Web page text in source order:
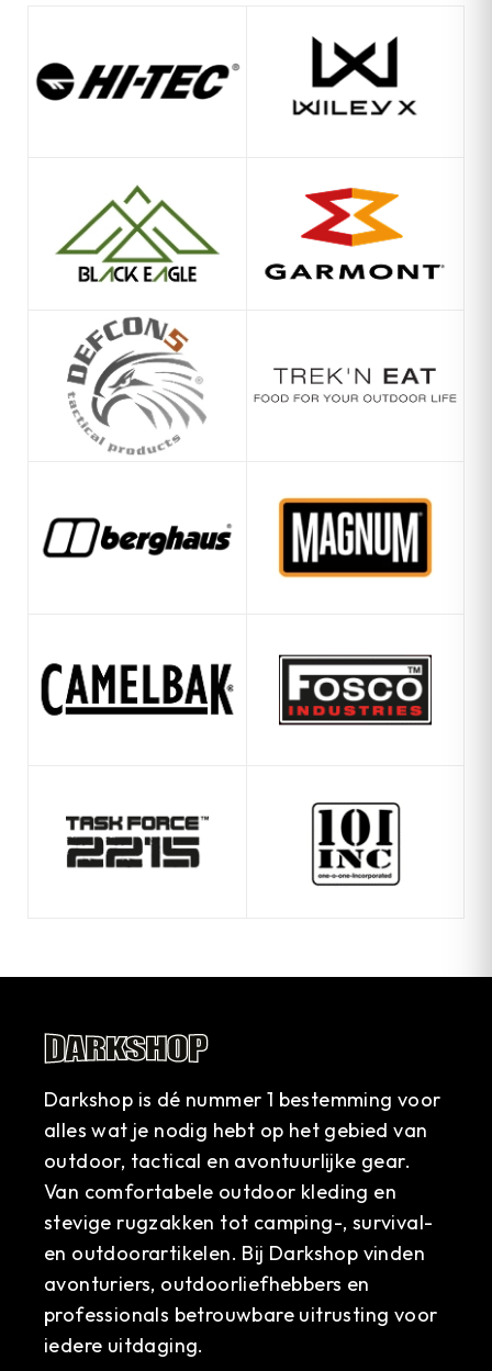
Darkshop is dé nummer 1 bestemming voor
alles wat je nodig hebt op het gebied van
outdoor, tactical en avontuurlijke gear.
Van comfortabele outdoor kleding en
stevige rugzakken tot camping-, survival-
en outdoorartikelen. Bij Darkshop vinden
avonturiers, outdoorliefhebbers en
professionals betrouwbare uitrusting voor
iedere uitdaging.